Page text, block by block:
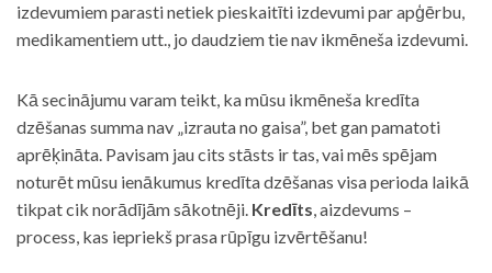
izdevumiem parasti netiek pieskaitīti izdevumi par apģērbu,
medikamentiem utt., jo daudziem tie nav ikmēneša izdevumi.
Kā secinājumu varam teikt, ka mūsu ikmēneša kredīta
dzēšanas summa nav „izrauta no gaisa”, bet gan pamatoti
aprēķināta. Pavisam jau cits stāsts ir tas, vai mēs spējam
noturēt mūsu ienākumus kredīta dzēšanas visa perioda laikā
tikpat cik norādījām sākotnēji. Kredīts, aizdevums –
process, kas iepriekš prasa rūpīgu izvērtēšanu!